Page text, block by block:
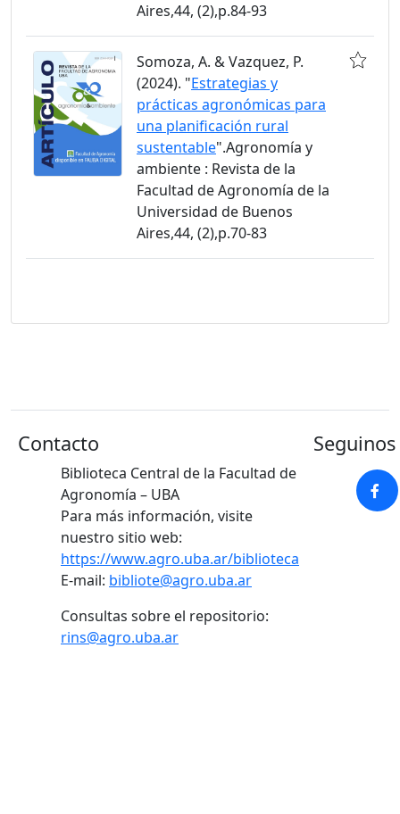
Aires,44, (2),p.84-93
Somoza, A. & Vazquez, P.
(2024). "Estrategias y
prácticas agronómicas para
una planificación rural
sustentable".Agronomía y
ambiente : Revista de la
Facultad de Agronomía de la
Universidad de Buenos
Aires,44, (2),p.70-83
Contacto
Biblioteca Central de la Facultad de
Agronomía – UBA
Para más información, visite
nuestro sitio web:
https://www.agro.uba.ar/biblioteca
E-mail: bibliote@agro.uba.ar
Consultas sobre el repositorio:
rins@agro.uba.ar